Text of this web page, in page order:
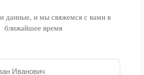
данные, и мы свяжемся с вами в
ближайшее время